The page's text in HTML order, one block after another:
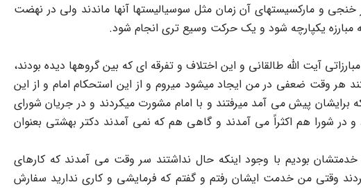
خنجی و مارکسیستهای آن زمان مثل سوسیالیستها آنها ماندند ولی در نهضت
مبارزه یکپارچه شود و یک حرکت وسیع تری انجام شود.
آیت الله طالقانی و این اختلاف و تفرقه ای که بین گروهها دیده بودند،
هر وقت ضعفی در من ایجاد میشود میروم و از این استحکام امام و از این
برایشان پیش می آمد میرفتند و با امام مشورت میکردند و در جریان شورای
در شورا هم اکثراً می آمدند و گاهی هم که نمی آمدند دکتر بهشتی بعنوان
بودیم با وجود اینکه حال نداشتند سر وقت می آمدند که کارهای
وقتی من خدمت ایشان رفتم و گفتم که فرمایشی و کاری ندارید سفارش